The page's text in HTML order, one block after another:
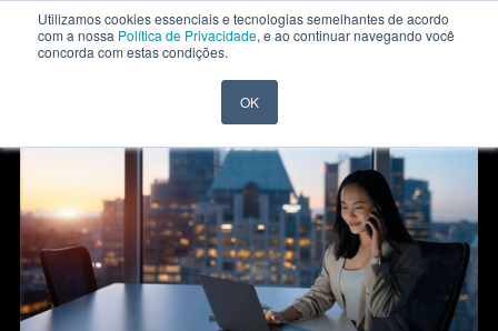
Utilizamos cookies essenciais e tecnologias semelhantes de acordo
com a nossa Política de Privacidade, e ao continuar navegando você
concorda com estas condições.
OK